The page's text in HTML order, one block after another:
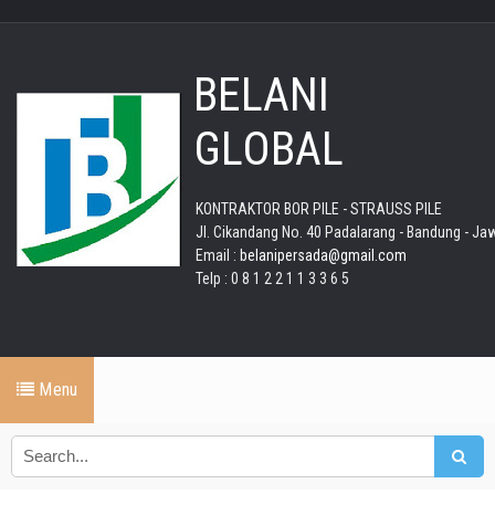
BELANI
GLOBAL
KONTRAKTOR BOR PILE - STRAUSS PILE
Jl. Cikandang No. 40 Padalarang - Bandung -
Email : belanipersada@gmail.com
Telp : 0 8 1 2 2 1 1 3 3 6 5
Menu